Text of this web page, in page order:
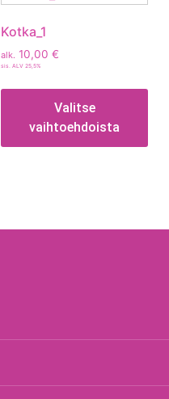
Kotka_1
alk. 10,00 €
sis. ALV 25,5%
Valitse
vaihtoehdoista